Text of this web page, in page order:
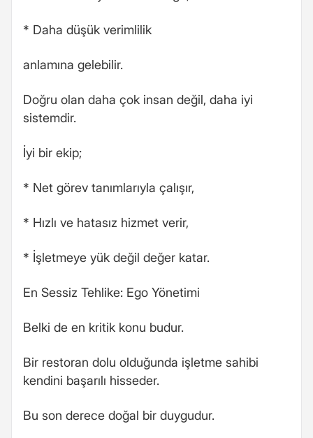
* Daha düşük verimlilik
anlamına gelebilir.
Doğru olan daha çok insan değil, daha iyi
sistemdir.
İyi bir ekip;
* Net görev tanımlarıyla çalışır,
* Hızlı ve hatasız hizmet verir,
* İşletmeye yük değil değer katar.
En Sessiz Tehlike: Ego Yönetimi
Belki de en kritik konu budur.
Bir restoran dolu olduğunda işletme sahibi
kendini başarılı hisseder.
Bu son derece doğal bir duygudur.